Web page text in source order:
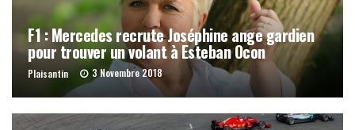
F1 : Mercedes recrute Joséphine ange gardien
pour trouver un volant à Esteban Ocon
Plaisantin 3 Novembre 2018